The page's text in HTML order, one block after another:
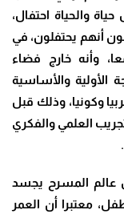
والحياة احتفال،
أنهم يحتفلون، في
وأنه خارج فضاء
الأولية والأساسية
وكونيا، وذلك قبل
العلمي والفكري
عالم المسرح يجسد
معتبرا أن العمر